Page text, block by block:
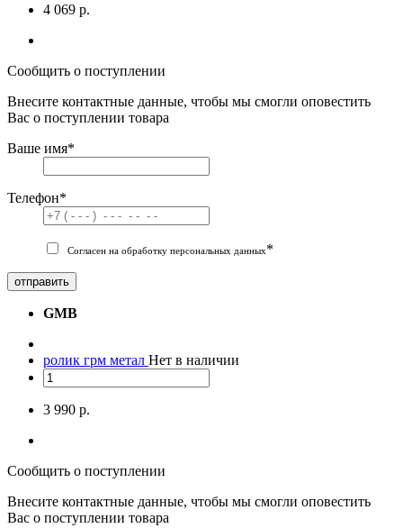
4 069 р.
Сообщить о поступлении
Внесите контактные данные, чтобы мы смогли оповестить
Вас о поступлении товара
Ваше имя*
Телефон*
Согласен на обработку персональных данных*
отправить
GMB
ролик грм метал Нет в наличии
3 990 р.
Сообщить о поступлении
Внесите контактные данные, чтобы мы смогли оповестить
Вас о поступлении товара